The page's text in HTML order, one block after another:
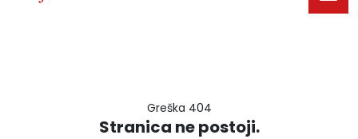
Greška 404
Stranica ne postoji.